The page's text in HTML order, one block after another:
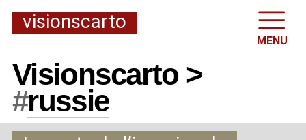
visionscarto
MENU
Visionscarto >
#russie